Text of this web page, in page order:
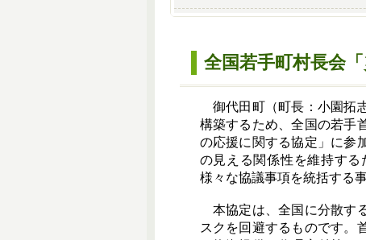
全国若手町村長会
御代田町（町長：小園拓
構築するため、全国の若手
の応援に関する協定」に参
の見える関係性を維持する
様々な協議事項を統括する
本協定は、全国に分散す
スクを回避するものです。